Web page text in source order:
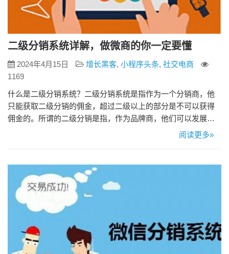
二级分销系统详解，做微商的你一定要懂
2024年4月15日 增长黑客, 小程序头条, 社交电商
1169
什么是二级分销系统？二级分销系统是指作为一个分销商，他
只能获取二级分销的佣金，超过二级以上的部分是不可以获得
佣金的。所谓的二级分销是指，作为品牌商，他们可以发展二
级分销，他们之下的每一级的分销商，还可以再往下发展属于
佣金比例完全是一样的。分销商是可以实现无限裂变的，分销
商佣金可以按照级别不同…
阅读更多»